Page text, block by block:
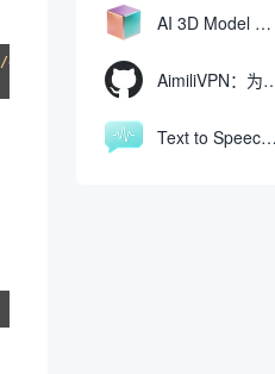
whl/cu128
AI 3D Model Generator：通过文本和图像快速生成3D模型的在线工具
AimiliVPN：为Linux提供纯
Text to Speech AI：支持多说话人与情感控制的文字转语音工具